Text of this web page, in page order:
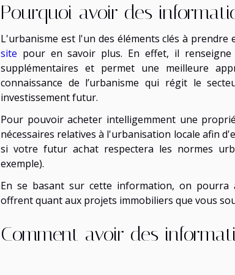
Pourquoi avoir des
L'urbanisme est l'un des éléments clés à
site pour en savoir plus. En effet, il
supplémentaires et permet une meilleure
connaissance de l’urbanisme qui régit le
investissement futur.
Pour pouvoir acheter intelligemment une
nécessaires relatives à l'urbanisation locale afin
si votre futur achat respectera les normes
exemple).
En se basant sur cette information, on pourra
offrent quant aux projets immobiliers que vous
Comment avoir des